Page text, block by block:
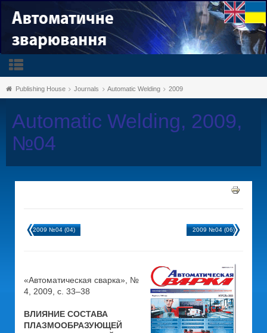
Publishing House Journals Automatic Welding 2009
Automatic Welding, 2009,
№04
2009 №04 (04) 2009 №04 (06)
«Автоматическая сварка», №
4, 2009, с. 33–38
ВЛИЯНИЕ СОСТАВА
ПЛАЗМООБРАЗУЮЩЕЙ